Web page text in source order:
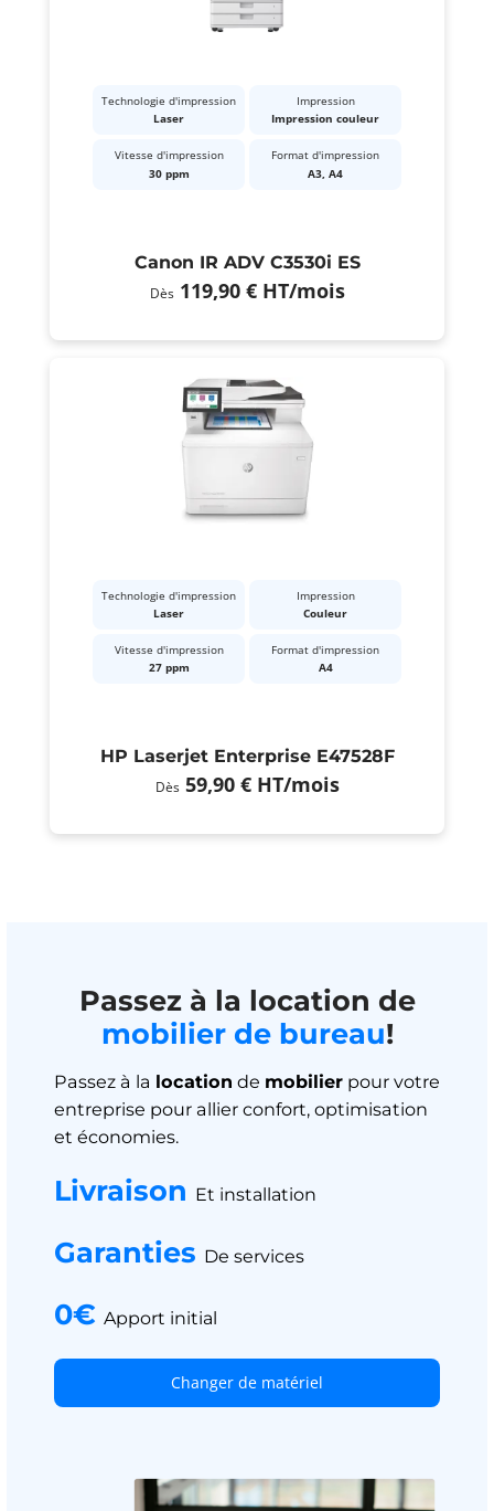
Technologie d'impression
Laser
Impression
Impression couleur
Vitesse d'impression
30 ppm
Format d'impression
A3, A4
Canon IR ADV C3530i ES
Dès 119,90 € HT/mois
Technologie d'impression
Laser
Impression
Couleur
Vitesse d'impression
27 ppm
Format d'impression
A4
HP Laserjet Enterprise E47528F
Dès 59,90 € HT/mois
Passez à la location de
mobilier de bureau!
Passez à la location de mobilier pour votre
entreprise pour allier confort, optimisation
et économies.
Livraison Et installation
Garanties De services
0€ Apport initial
Changer de matériel